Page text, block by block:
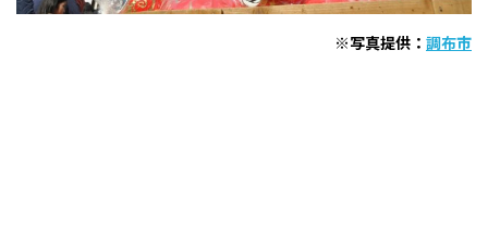
※写真提供： 調布市